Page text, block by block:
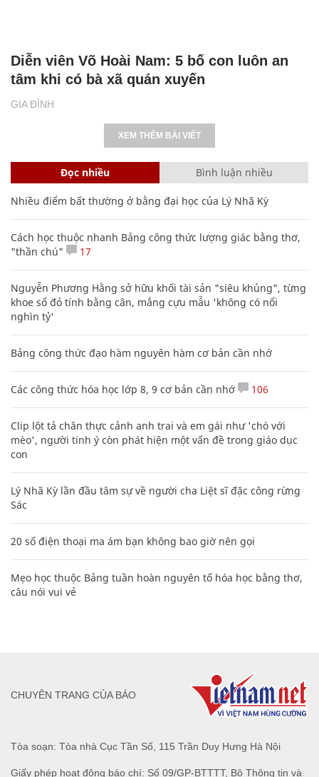
GIA ĐÌNH
Diễn viên Võ Hoài Nam: 5 bố con luôn an
tâm khi có bà xã quán xuyến
XEM THÊM BÀI VIẾT
Đọc nhiều Bình luận nhiều
Nhiều điểm bất thường ở bằng đại học của Lý Nhã Kỳ
Cách học thuộc nhanh Bảng công thức lượng giác bằng thơ,
"thần chú"
17
Nguyễn Phương Hằng sở hữu khối tài sản "siêu khủng", từng
khoe sổ đỏ tính bằng cân, mắng cựu mẫu 'không có nổi
nghìn tỷ'
Bảng công thức đạo hàm nguyên hàm cơ bản cần nhớ
Các công thức hóa học lớp 8, 9 cơ bản cần nhớ 106
Clip lột tả chân thực cảnh anh trai và em gái như 'chó với
mèo', người tinh ý còn phát hiện một vấn đề trong giáo dục
con
Lý Nhã Kỳ lần đầu tâm sự về người cha Liệt sĩ đặc công rừng
Sác
20 số điện thoại ma ám bạn không bao giờ nên gọi
Mẹo học thuộc Bảng tuần hoàn nguyên tố hóa học bằng thơ,
câu nói vui vẻ
Tòa soạn: Tòa nhà Cục Tần Số, 115 Trần Duy Hưng Hà Nội
Giấy phép hoạt động báo chí: Số 09/GP-BTTTT, Bộ Thông tin và
CHUYÊN TRANG CỦA BÁO